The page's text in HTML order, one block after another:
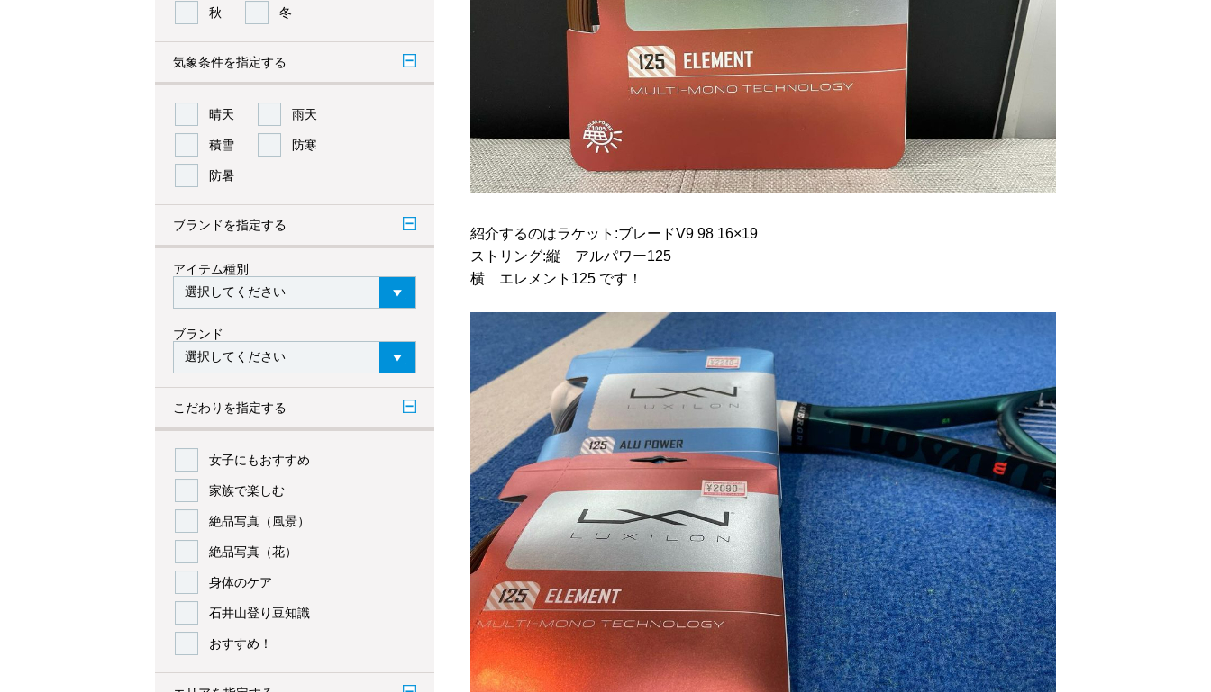
秋 冬
気象条件を指定する
晴天 雨天
積雪 防寒
防暑
ブランドを指定する
アイテム種別
ブランド
こだわりを指定する
女子にもおすすめ
家族で楽しむ
絶品写真（風景）
絶品写真（花）
身体のケア
石井山登り豆知識
おすすめ！
紹介するのはラケット:ブレードV9 98 16×19
ストリング:縦 アルパワー125
横 エレメント125 です！